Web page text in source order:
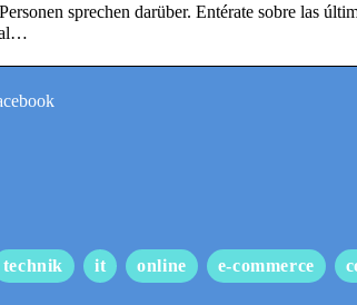
sprechen darüber. Entérate sobre las
technik it online e-commerce